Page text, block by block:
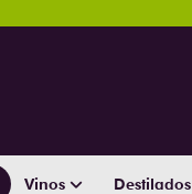
Vinos Destilados